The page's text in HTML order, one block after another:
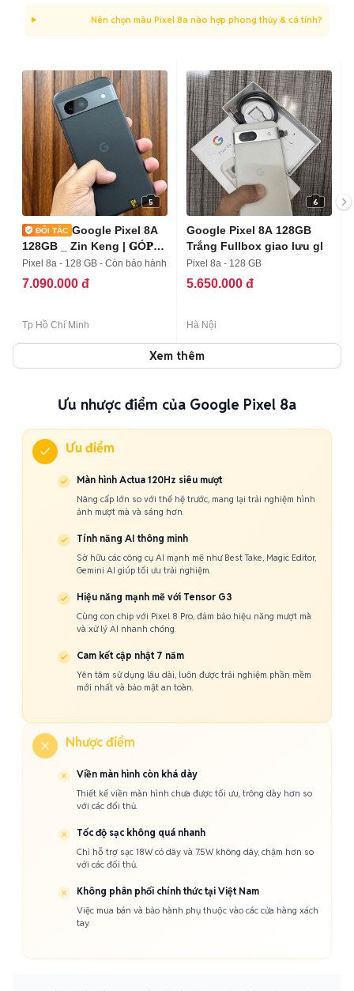
Nên chọn màu Pixel 8a nào hợp phong thủy & cá tính?
5
Google Pixel 8A
128GB _ Zin Keng | 𝐆Ó𝐏
𝐎𝐍𝐋𝐈𝐍𝐄
Pixel 8a - 128 GB - Còn bảo hành
7.090.000 đ
Tp Hồ Chí Minh
6
Google Pixel 8A 128GB
Trắng Fullbox giao lưu gl
Pixel 8a - 128 GB
5.650.000 đ
Hà Nội
Xem thêm
Ưu nhược điểm của Google Pixel 8a
Ưu điểm
Màn hình Actua 120Hz siêu mượt
Nâng cấp lớn so với thế hệ trước, mang lại trải nghiệm hình
ảnh mượt mà và sáng hơn.
Tính năng AI thông minh
Sở hữu các công cụ AI mạnh mẽ như Best Take, Magic Editor,
Gemini AI giúp tối ưu trải nghiệm.
Hiệu năng mạnh mẽ với Tensor G3
Cùng con chip với Pixel 8 Pro, đảm bảo hiệu năng mượt mà
và xử lý AI nhanh chóng.
Cam kết cập nhật 7 năm
Yên tâm sử dụng lâu dài, luôn được trải nghiệm phần mềm
mới nhất và bảo mật an toàn.
Nhược điểm
Viền màn hình còn khá dày
Thiết kế viền màn hình chưa được tối ưu, trông dày hơn so
với các đối thủ.
Tốc độ sạc không quá nhanh
Chỉ hỗ trợ sạc 18W có dây và 7.5W không dây, chậm hơn so
với các đối thủ.
Không phân phối chính thức tại Việt Nam
Việc mua bán và bảo hành phụ thuộc vào các cửa hàng xách
tay.